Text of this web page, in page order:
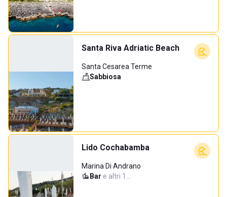
Santa Riva Adriatic Beach
Santa Cesarea Terme
Sabbiosa
Lido Cochabamba
Marina Di Andrano
Bar·e altri 1…